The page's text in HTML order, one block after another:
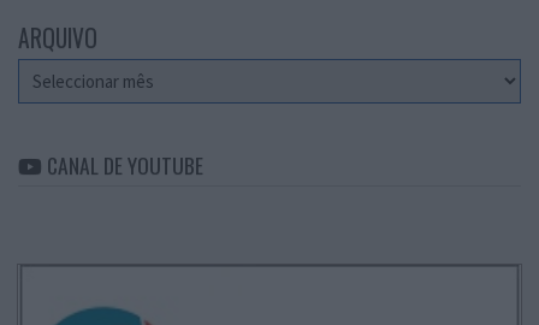
ARQUIVO
Arquivo
CANAL DE YOUTUBE